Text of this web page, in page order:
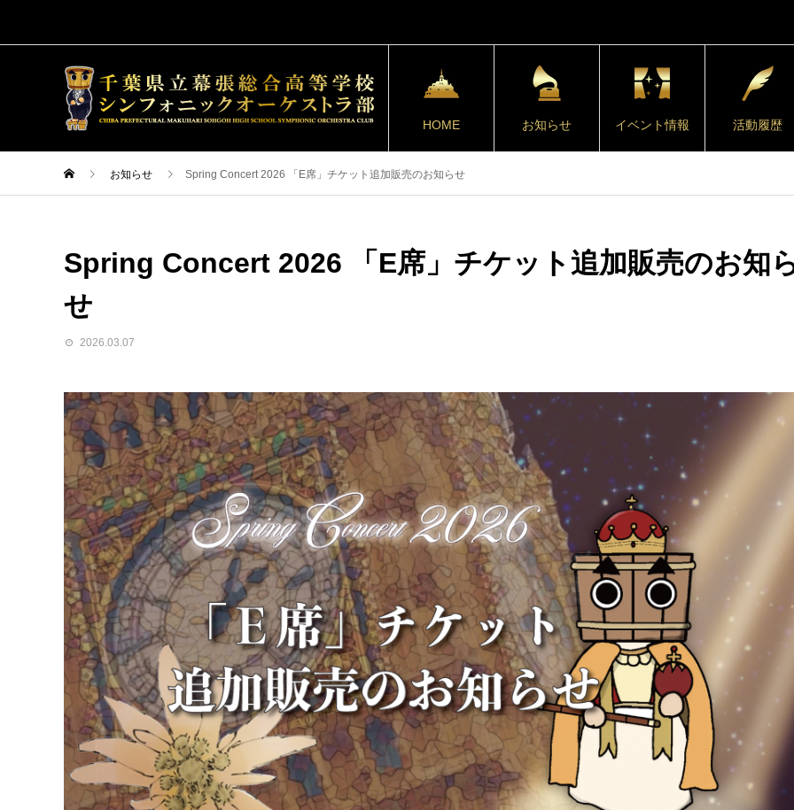
HOME お知らせ イベント情報 活動履歴
お知らせ Spring Concert 2026 「E席」チケット追加販売のお知らせ
Spring Concert 2026 「E席」チケット追加販売のお知
せ
2026.03.07